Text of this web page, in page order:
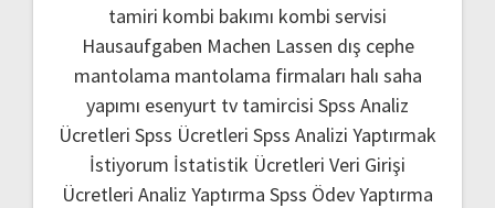
tamiri kombi bakımı kombi servisi
Hausaufgaben Machen Lassen dış cephe
mantolama mantolama firmaları halı saha
yapımı esenyurt tv tamircisi Spss Analiz
Ücretleri Spss Ücretleri Spss Analizi Yaptırmak
İstiyorum İstatistik Ücretleri Veri Girişi
Ücretleri Analiz Yaptırma Spss Ödev Yaptırma